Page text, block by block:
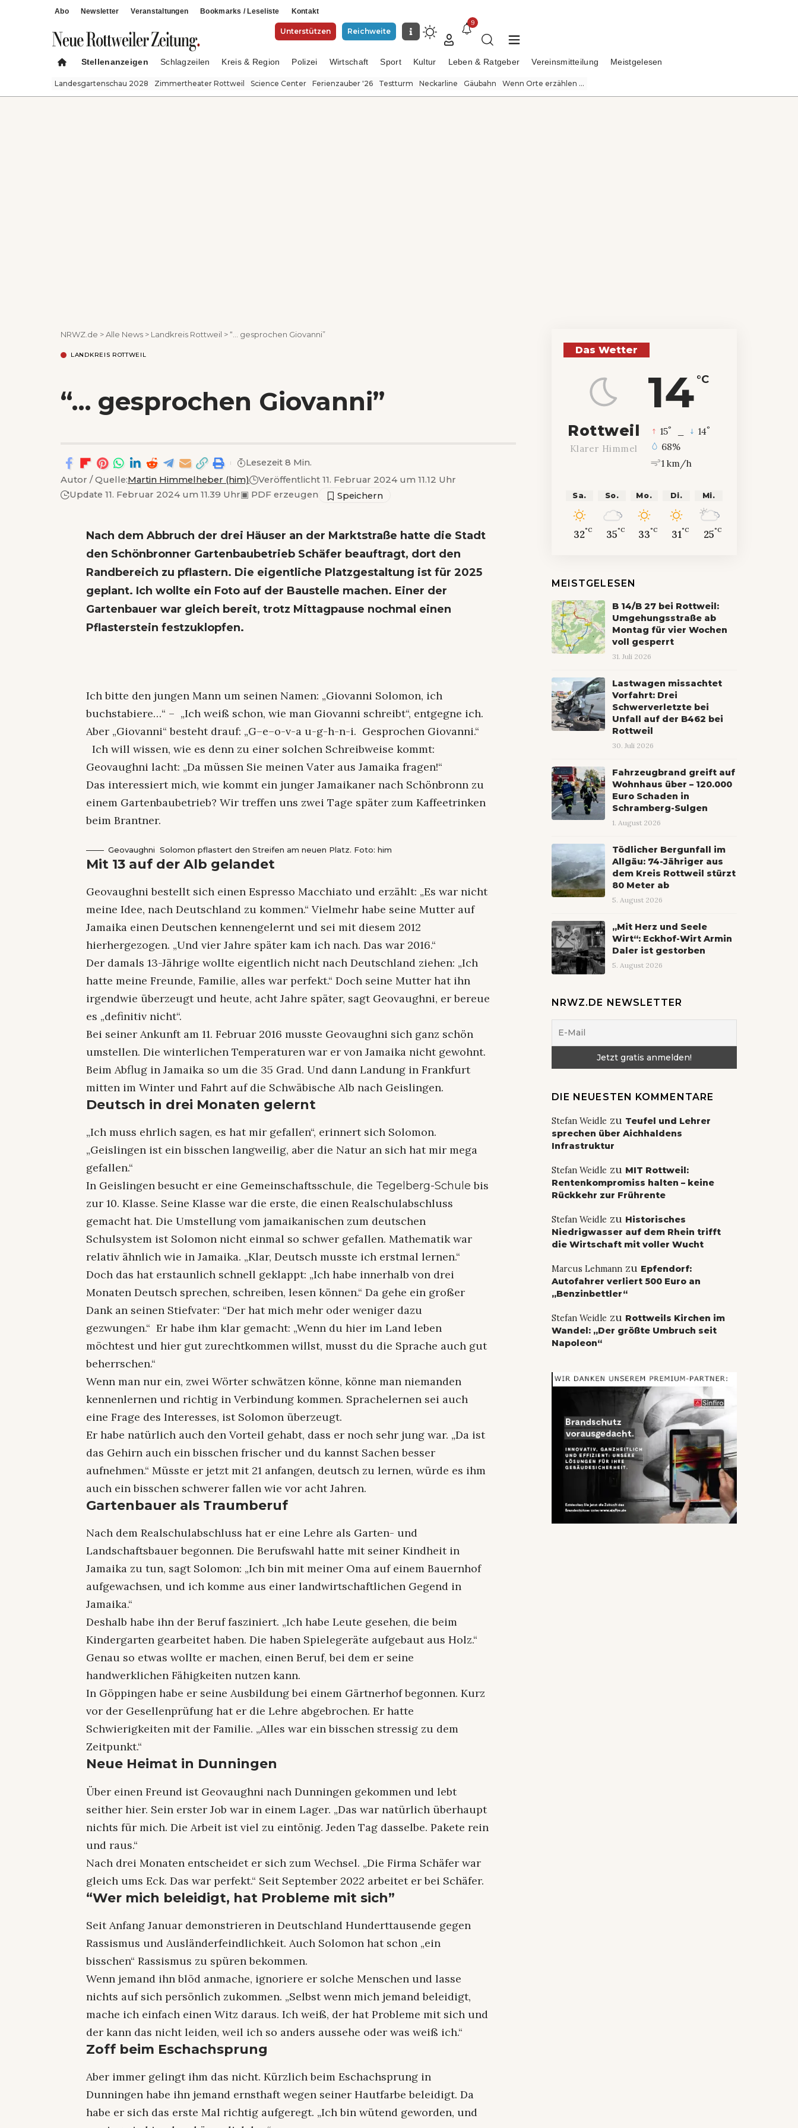
Abo Newsletter Veranstaltungen Bookmarks / Leseliste Kontakt
Unterstützen Reichweite
9
Stellenanzeigen Schlagzeilen Kreis & Region Polizei Wirtschaft Sport Kultur Leben & Ratgeber Vereinsmitteilung Meistgelesen
Landesgartenschau 2028 Zimmertheater Rottweil Science Center Ferienzauber '26 Testturm Neckarline Gäubahn Wenn Orte erzählen ...
NRWZ.de >Alle News > Landkreis Rottweil >“… gesprochen Giovanni”
LANDKREIS ROTTWEIL
“… gesprochen Giovanni”
Autor / Quelle:Martin Himmelheber (him)
Veröffentlicht 11. Februar 2024 um 11.12 Uhr
Update 11. Februar 2024 um 11.39 Uhr▣ PDF erzeugen
Lesezeit 8 Min.
Nach dem Abbruch der drei Häuser an der Marktstraße hatte die Stadt
den Schönbronner Gartenbaubetrieb Schäfer beauftragt, dort den
Randbereich zu pflastern. Die eigentliche Platzgestaltung ist für 2025
geplant. Ich wollte ein Foto auf der Baustelle machen. Einer der
Gartenbauer war gleich bereit, trotz Mittagpause nochmal einen
Pflasterstein festzuklopfen.
Ich bitte den jungen Mann um seinen Namen: „Giovanni Solomon, ich
buchstabiere…“ – „Ich weiß schon, wie man Giovanni schreibt“, entgegne ich.
Aber „Giovanni“ besteht drauf: „G–e–o-v-a u-g-h-n-i. Gesprochen Giovanni.“
Ich will wissen, wie es denn zu einer solchen Schreibweise kommt:
Geovaughni lacht: „Da müssen Sie meinen Vater aus Jamaika fragen!“
Das interessiert mich, wie kommt ein junger Jamaikaner nach Schönbronn zu
einem Gartenbaubetrieb? Wir treffen uns zwei Tage später zum Kaffeetrinken
beim Brantner.
Geovaughni Solomon pflastert den Streifen am neuen Platz. Foto: him
Mit 13 auf der Alb gelandet
Geovaughni bestellt sich einen Espresso Macchiato und erzählt: „Es war nicht
meine Idee, nach Deutschland zu kommen.“ Vielmehr habe seine Mutter auf
Jamaika einen Deutschen kennengelernt und sei mit diesem 2012
hierhergezogen. „Und vier Jahre später kam ich nach. Das war 2016.“
Der damals 13-Jährige wollte eigentlich nicht nach Deutschland ziehen: „Ich
hatte meine Freunde, Familie, alles war perfekt.“ Doch seine Mutter hat ihn
irgendwie überzeugt und heute, acht Jahre später, sagt Geovaughni, er bereue
es „definitiv nicht“.
Bei seiner Ankunft am 11. Februar 2016 musste Geovaughni sich ganz schön
umstellen. Die winterlichen Temperaturen war er von Jamaika nicht gewohnt.
Beim Abflug in Jamaika so um die 35 Grad. Und dann Landung in Frankfurt
mitten im Winter und Fahrt auf die Schwäbische Alb nach Geislingen.
Deutsch in drei Monaten gelernt
„Ich muss ehrlich sagen, es hat mir gefallen“, erinnert sich Solomon.
„Geislingen ist ein bisschen langweilig, aber die Natur an sich hat mir mega
gefallen.“
In Geislingen besucht er eine Gemeinschaftsschule, die Tegelberg-Schule bis
zur 10. Klasse. Seine Klasse war die erste, die einen Realschulabschluss
gemacht hat. Die Umstellung vom jamaikanischen zum deutschen
Schulsystem ist Solomon nicht einmal so schwer gefallen. Mathematik war
relativ ähnlich wie in Jamaika. „Klar, Deutsch musste ich erstmal lernen.“
Doch das hat erstaunlich schnell geklappt: „Ich habe innerhalb von drei
Monaten Deutsch sprechen, schreiben, lesen können.“ Da gehe ein großer
Dank an seinen Stiefvater: “Der hat mich mehr oder weniger dazu
gezwungen.“ Er habe ihm klar gemacht: „Wenn du hier im Land leben
möchtest und hier gut zurechtkommen willst, musst du die Sprache auch gut
beherrschen.“
Wenn man nur ein, zwei Wörter schwätzen könne, könne man niemanden
kennenlernen und richtig in Verbindung kommen. Sprachelernen sei auch
eine Frage des Interesses, ist Solomon überzeugt.
Er habe natürlich auch den Vorteil gehabt, dass er noch sehr jung war. „Da ist
das Gehirn auch ein bisschen frischer und du kannst Sachen besser
aufnehmen.“ Müsste er jetzt mit 21 anfangen, deutsch zu lernen, würde es ihm
auch ein bisschen schwerer fallen wie vor acht Jahren.
Gartenbauer als Traumberuf
Nach dem Realschulabschluss hat er eine Lehre als Garten- und
Landschaftsbauer begonnen. Die Berufswahl hatte mit seiner Kindheit in
Jamaika zu tun, sagt Solomon: „Ich bin mit meiner Oma auf einem Bauernhof
aufgewachsen, und ich komme aus einer landwirtschaftlichen Gegend in
Jamaika.“
Deshalb habe ihn der Beruf fasziniert. „Ich habe Leute gesehen, die beim
Kindergarten gearbeitet haben. Die haben Spielegeräte aufgebaut aus Holz.“
Genau so etwas wollte er machen, einen Beruf, bei dem er seine
handwerklichen Fähigkeiten nutzen kann.
In Göppingen habe er seine Ausbildung bei einem Gärtnerhof begonnen. Kurz
vor der Gesellenprüfung hat er die Lehre abgebrochen. Er hatte
Schwierigkeiten mit der Familie. „Alles war ein bisschen stressig zu dem
Zeitpunkt.“
Neue Heimat in Dunningen
Über einen Freund ist Geovaughni nach Dunningen gekommen und lebt
seither hier. Sein erster Job war in einem Lager. „Das war natürlich überhaupt
nichts für mich. Die Arbeit ist viel zu eintönig. Jeden Tag dasselbe. Pakete rein
und raus.“
Nach drei Monaten entscheidet er sich zum Wechsel. „Die Firma Schäfer war
gleich ums Eck. Das war perfekt.“ Seit September 2022 arbeitet er bei Schäfer.
“Wer mich beleidigt, hat Probleme mit sich”
Seit Anfang Januar demonstrieren in Deutschland Hunderttausende gegen
Rassismus und Ausländerfeindlichkeit. Auch Solomon hat schon „ein
bisschen“ Rassismus zu spüren bekommen.
Wenn jemand ihn blöd anmache, ignoriere er solche Menschen und lasse
nichts auf sich persönlich zukommen. „Selbst wenn mich jemand beleidigt,
mache ich einfach einen Witz daraus. Ich weiß, der hat Probleme mit sich und
der kann das nicht leiden, weil ich so anders aussehe oder was weiß ich.“
Zoff beim Eschachsprung
Aber immer gelingt ihm das nicht. Kürzlich beim Eschachsprung in
Dunningen habe ihn jemand ernsthaft wegen seiner Hautfarbe beleidigt. Da
habe er sich das erste Mal richtig aufgeregt. „Ich bin wütend geworden, und
Das Wetter
14 °C
Rottweil
Klarer Himmel
15° 14°
68%
1 km/h
Sa.
32°C
So.
35°C
Mo.
33°C
Di.
31°C
Mi.
25°C
MEISTGELESEN
B 14/B 27 bei Rottweil:
Umgehungsstraße ab
Montag für vier Wochen
voll gesperrt
31. Juli 2026
Lastwagen missachtet
Vorfahrt: Drei
Schwerverletzte bei
Unfall auf der B462 bei
Rottweil
30. Juli 2026
Fahrzeugbrand greift auf
Wohnhaus über – 120.000
Euro Schaden in
Schramberg-Sulgen
1. August 2026
Tödlicher Bergunfall im
Allgäu: 74-Jähriger aus
dem Kreis Rottweil stürzt
80 Meter ab
5. August 2026
„Mit Herz und Seele
Wirt“: Eckhof-Wirt Armin
Daler ist gestorben
5. August 2026
NRWZ.DE NEWSLETTER
DIE NEUESTEN KOMMENTARE
Stefan Weidle zu Teufel und Lehrer
sprechen über Aichhaldens
Infrastruktur
Stefan Weidle zu MIT Rottweil:
Rentenkompromiss halten – keine
Rückkehr zur Frührente
Stefan Weidle zu Historisches
Niedrigwasser auf dem Rhein trifft
die Wirtschaft mit voller Wucht
Marcus Lehmannzu Epfendorf:
Autofahrer verliert 500 Euro an
„Benzinbettler“
Stefan Weidle zu Rottweils Kirchen im
Wandel: „Der größte Umbruch seit
Napoleon“